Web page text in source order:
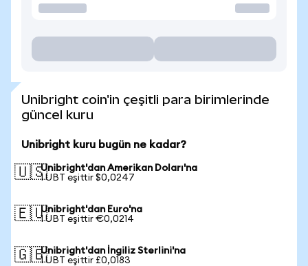
Unibright coin'in çeşitli para birimlerinde
güncel kuru
Unibright kuru bugün ne kadar?
🇺🇸Unibright'dan Amerikan Doları'na
1 UBT eşittir $0,0247
🇪🇺Unibright'dan Euro'na
1 UBT eşittir €0,0214
🇬🇧Unibright'dan İngiliz Sterlini'na
1 UBT eşittir £0,0183